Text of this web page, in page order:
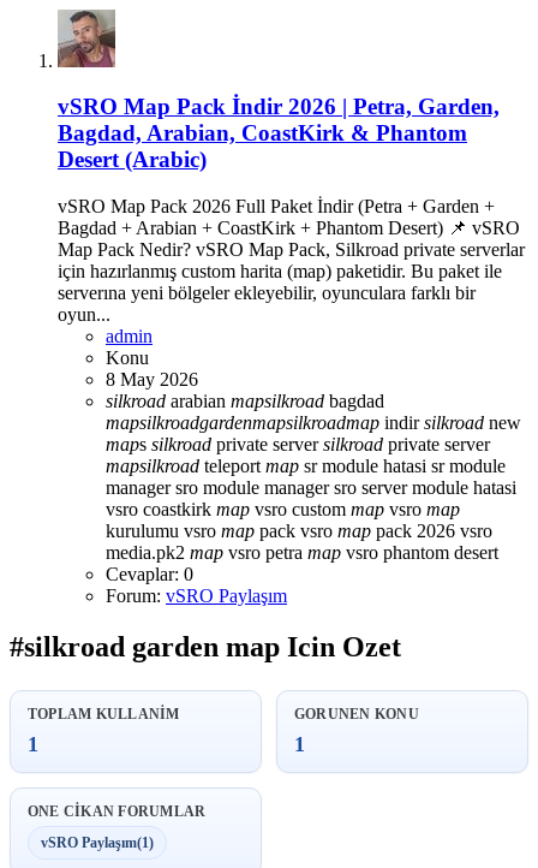
vSRO Map Pack İndir 2026 | Petra, Garden,
Bagdad, Arabian, CoastKirk & Phantom
Desert (Arabic)
vSRO Map Pack 2026 Full Paket İndir (Petra + Garden +
Bagdad + Arabian + CoastKirk + Phantom Desert) 📌 vSRO
Map Pack Nedir? vSRO Map Pack, Silkroad private serverlar
için hazırlanmış custom harita (map) paketidir. Bu paket ile
serverına yeni bölgeler ekleyebilir, oyunculara farklı bir
oyun...
admin
Konu
8 May 2026
silkroad arabian mapsilkroad bagdad
mapsilkroadgardenmapsilkroadmap indirsilkroad new
maps silkroad private serversilkroad private server
mapsilkroad teleport map sr module hatasi sr module
managersro module managersro server module hatasi
vsro coastkirk map vsro custom map vsro map
kurulumu vsro map pack vsro map pack 2026 vsro
media.pk2 map vsro petra map vsro phantom desert
Cevaplar: 0
Forum: vSRO Paylaşım
#silkroad garden map Icin Ozet
TOPLAM KULLANIM
1
GORUNEN KONU
1
ONE CIKAN FORUMLAR
vSRO Paylaşım(1)